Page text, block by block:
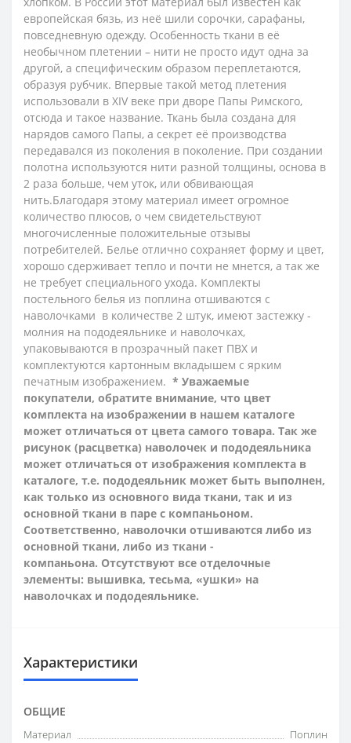
европейская бязь, из неё шили сорочки, сарафаны,
повседневную одежду. Особенность ткани в её
необычном плетении – нити не просто идут одна за
другой, а специфическим образом переплетаются,
образуя рубчик. Впервые такой метод плетения
использовали в XIV веке при дворе Папы Римского,
отсюда и такое название. Ткань была создана для
нарядов самого Папы, а секрет её производства
передавался из поколения в поколение. При создании
полотна используются нити разной толщины, основа в
2 раза больше, чем уток, или обвивающая
нить.Благодаря этому материал имеет огромное
количество плюсов, о чем свидетельствуют
многочисленные положительные отзывы
потребителей. Белье отлично сохраняет форму и цвет,
хорошо сдерживает тепло и почти не мнется, а так же
не требует специального ухода. Комплекты
постельного белья из поплина отшиваются с
наволочками в количестве 2 штук, имеют застежку -
молния на пододеяльнике и наволочках,
упаковываются в прозрачный пакет ПВХ и
комплектуются картонным вкладышем с ярким
печатным изображением. * Уважаемые
покупатели, обратите внимание, что цвет
комплекта на изображении в нашем каталоге
может отличаться от цвета самого товара. Так же
рисунок (расцветка) наволочек и пододеяльника
может отличаться от изображения комплекта в
каталоге, т.е. пододеяльник может быть выполнен,
как только из основного вида ткани, так и из
основной ткани в паре с компаньоном.
Соответственно, наволочки отшиваются либо из
основной ткани, либо из ткани -
компаньона. Отсутствуют все отделочные
элементы: вышивка, тесьма, «ушки» на
наволочках и пододеяльнике.
Характеристики
ОБЩИЕ
Материал
Поплин